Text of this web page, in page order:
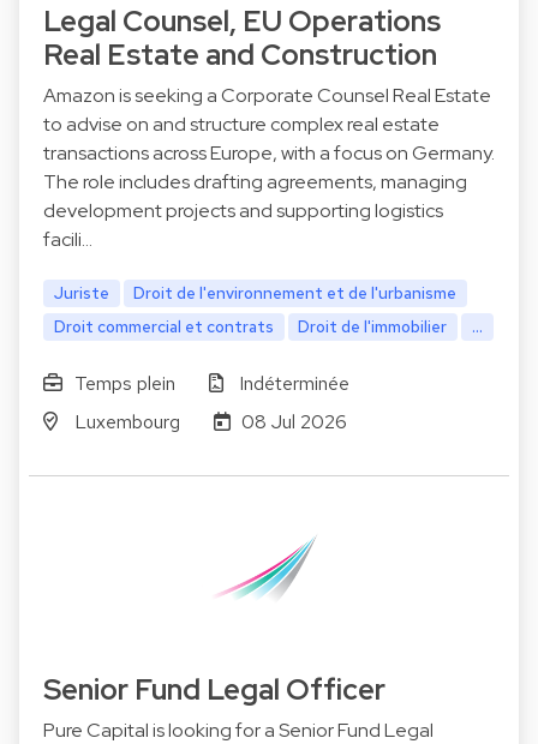
Legal Counsel, EU Operations
Real Estate and Construction
Amazon is seeking a Corporate Counsel Real Estate
to advise on and structure complex real estate
transactions across Europe, with a focus on Germany.
The role includes drafting agreements, managing
development projects and supporting logistics
facili…
Juriste
Droit de l'environnement et de l'urbanisme
Droit commercial et contrats
Droit de l'immobilier ...
Temps plein
Indéterminée
Luxembourg
08 Jul 2026
Senior Fund Legal Officer
Pure Capital is looking for a Senior Fund Legal